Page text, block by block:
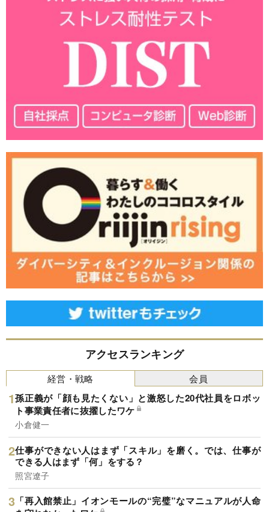
アクセスランキング
経営・戦略
孫正義が「顔も見たくない」と激怒した20代社員をロボッ
ト事業責任者に抜擢したワケ
小倉健一
仕事ができない人はまず「スキル」を磨く。では、仕事が
できる人はまず「何」をする？
照宮遼子
「再入館禁止」イオンモールの“完璧”なマニュアルが人命
会員